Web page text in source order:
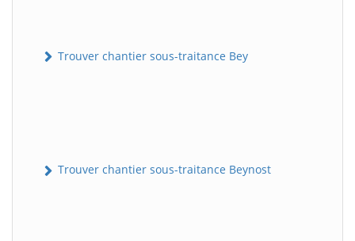
Trouver chantier sous-traitance Bey
Trouver chantier sous-traitance Beynost